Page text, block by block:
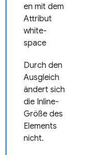
en mit dem
Attribut
white-
space
Durch den
Ausgleich
ändert sich
die Inline-
Größe des
Elements
nicht.